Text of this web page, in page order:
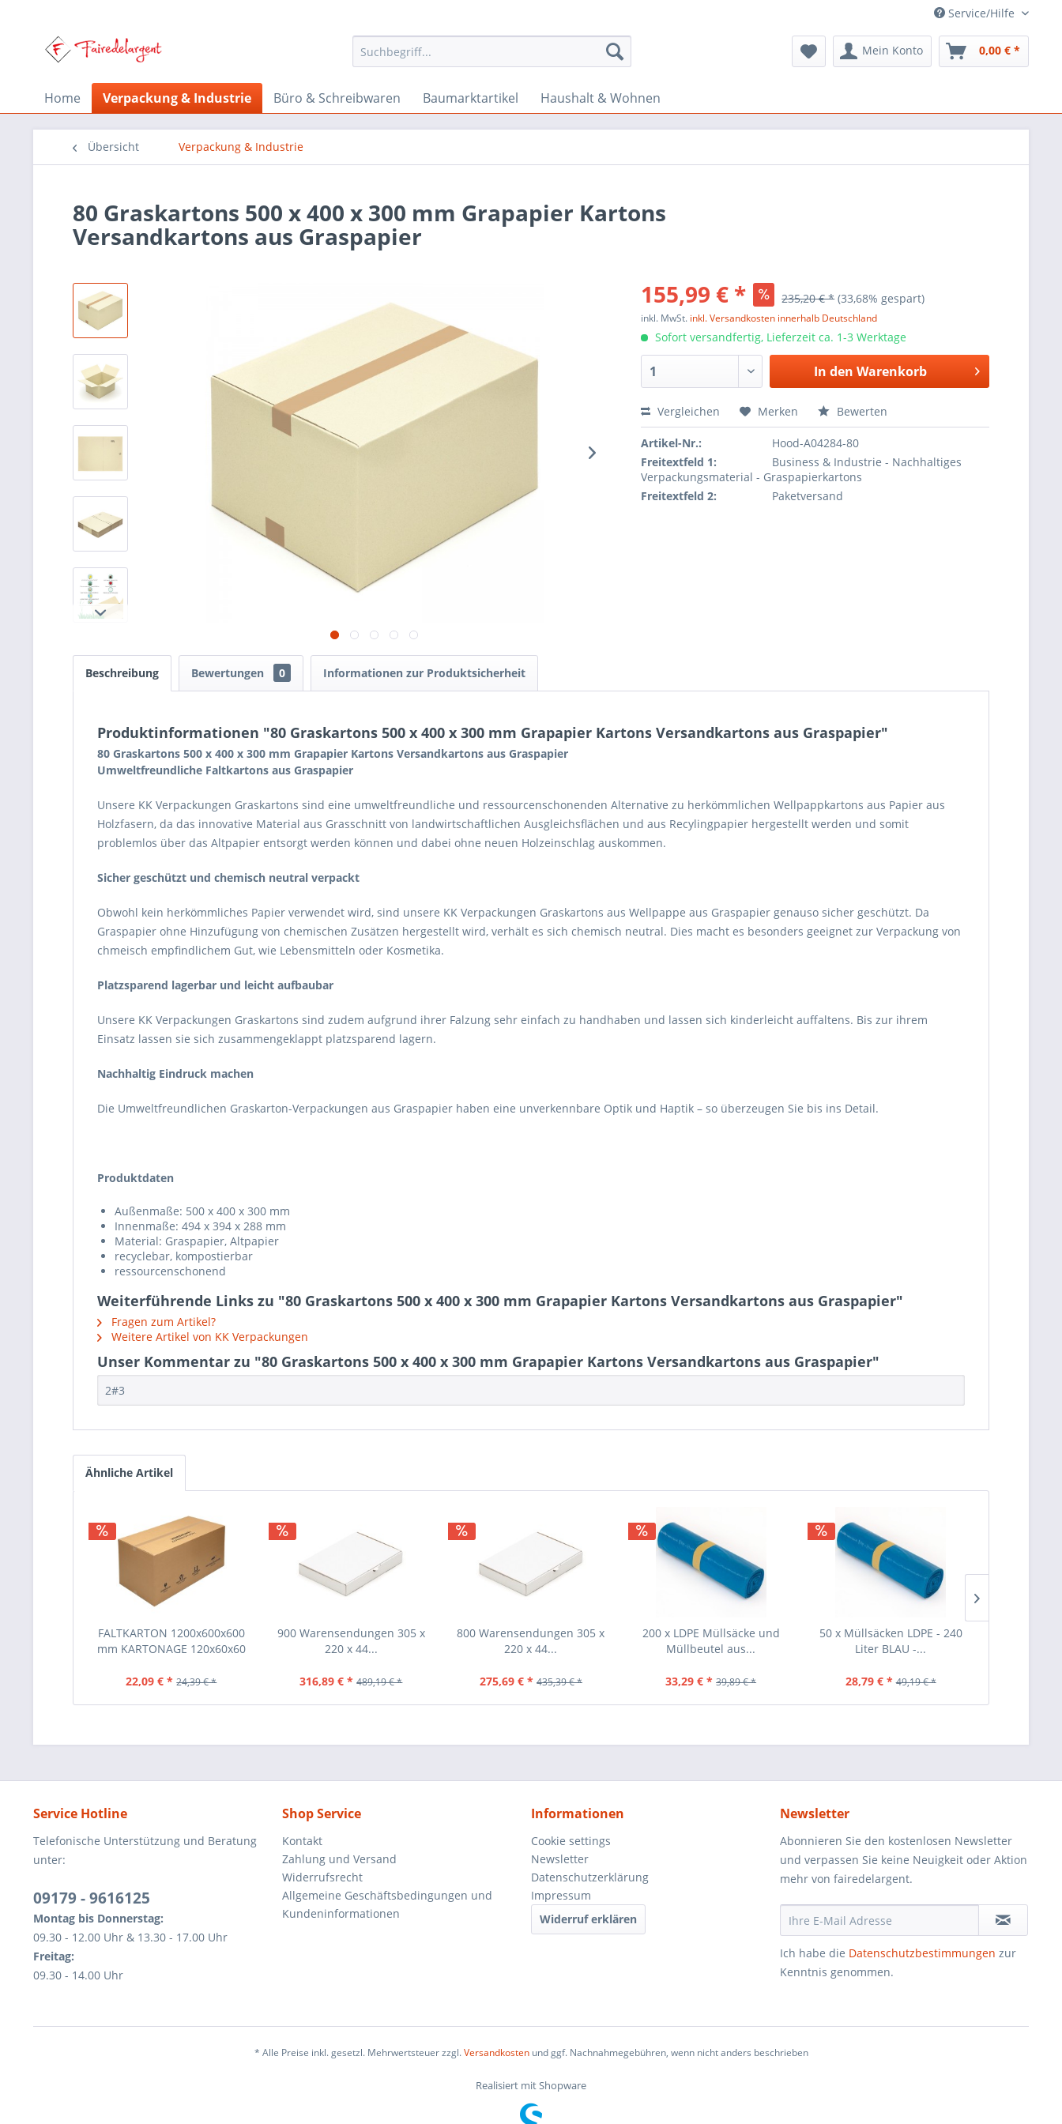
Service/Hilfe
Mein Konto 0,00 € *
Home Verpackung & Industrie Büro & Schreibwaren Baumarktartikel Haushalt & Wohnen
Übersicht Verpackung & Industrie
80 Graskartons 500 x 400 x 300 mm Grapapier Kartons
Versandkartons aus Graspapier
155,99 € *
235,20 € * (33,68% gespart)
inkl. MwSt. inkl. Versandkosten innerhalb Deutschland
Sofort versandfertig, Lieferzeit ca. 1-3 Werktage
In den Warenkorb
Vergleichen Merken Bewerten
Artikel-Nr.:
Hood-A04284-80
Freitextfeld 1:
Business & Industrie - Nachhaltiges
Verpackungsmaterial - Graspapierkartons
Freitextfeld 2:
Paketversand
Beschreibung Bewertungen 0 Informationen zur Produktsicherheit
Produktinformationen "80 Graskartons 500 x 400 x 300 mm Grapapier Kartons Versandkartons aus Graspapier"
80 Graskartons 500 x 400 x 300 mm Grapapier Kartons Versandkartons aus Graspapier
Umweltfreundliche Faltkartons aus Graspapier
Unsere KK Verpackungen Graskartons sind eine umweltfreundliche und ressourcenschonenden Alternative zu herkömmlichen Wellpappkartons aus Papier aus
Holzfasern, da das innovative Material aus Grasschnitt von landwirtschaftlichen Ausgleichsflächen und aus Recylingpapier hergestellt werden und somit
problemlos über das Altpapier entsorgt werden können und dabei ohne neuen Holzeinschlag auskommen.
Sicher geschützt und chemisch neutral verpackt
Obwohl kein herkömmliches Papier verwendet wird, sind unsere KK Verpackungen Graskartons aus Wellpappe aus Graspapier genauso sicher geschützt. Da
Graspapier ohne Hinzufügung von chemischen Zusätzen hergestellt wird, verhält es sich chemisch neutral. Dies macht es besonders geeignet zur Verpackung von
chmeisch empfindlichem Gut, wie Lebensmitteln oder Kosmetika.
Platzsparend lagerbar und leicht aufbaubar
Unsere KK Verpackungen Graskartons sind zudem aufgrund ihrer Falzung sehr einfach zu handhaben und lassen sich kinderleicht auffaltens. Bis zur ihrem
Einsatz lassen sie sich zusammengeklappt platzsparend lagern.
Nachhaltig Eindruck machen
Die Umweltfreundlichen Graskarton-Verpackungen aus Graspapier haben eine unverkennbare Optik und Haptik – so überzeugen Sie bis ins Detail.
Produktdaten
Außenmaße: 500 x 400 x 300 mm
Innenmaße: 494 x 394 x 288 mm
Material: Graspapier, Altpapier
recyclebar, kompostierbar
ressourcenschonend
Weiterführende Links zu "80 Graskartons 500 x 400 x 300 mm Grapapier Kartons Versandkartons aus Graspapier"
Fragen zum Artikel?
Weitere Artikel von KK Verpackungen
Unser Kommentar zu "80 Graskartons 500 x 400 x 300 mm Grapapier Kartons Versandkartons aus Graspapier"
2#3
Ähnliche Artikel
FALTKARTON 1200x600x600
mm KARTONAGE 120x60x60
22,09 € * 24,39 € *
900 Warensendungen 305 x
220 x 44...
316,89 € * 489,19 € *
800 Warensendungen 305 x
220 x 44...
275,69 € * 435,39 € *
200 x LDPE Müllsäcke und
Müllbeutel aus...
33,29 € * 39,89 € *
50 x Müllsäcken LDPE - 240
Liter BLAU -...
28,79 € * 49,19 € *
Service Hotline
Telefonische Unterstützung und Beratung
unter:
09179 - 9616125
Montag bis Donnerstag:
09.30 - 12.00 Uhr & 13.30 - 17.00 Uhr
Freitag:
09.30 - 14.00 Uhr
Shop Service
Kontakt
Zahlung und Versand
Widerrufsrecht
Allgemeine Geschäftsbedingungen und
Kundeninformationen
Informationen
Cookie settings
Newsletter
Datenschutzerklärung
Impressum
Widerruf erklären
Newsletter
Abonnieren Sie den kostenlosen Newsletter
und verpassen Sie keine Neuigkeit oder Aktion
mehr von fairedelargent.
Ich habe die Datenschutzbestimmungen zur
Kenntnis genommen.
* Alle Preise inkl. gesetzl. Mehrwertsteuer zzgl.Versandkostenund ggf. Nachnahmegebühren, wenn nicht anders beschrieben
Realisiert mit Shopware